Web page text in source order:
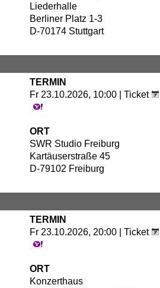
Liederhalle
Berliner Platz 1-3
D-70174 Stuttgart
TERMIN
Fr 23.10.2026, 10:00 | Ticket
ORT
SWR Studio Freiburg
Kartäuserstraße 45
D-79102 Freiburg
TERMIN
Fr 23.10.2026, 20:00 | Ticket
ORT
Konzerthaus